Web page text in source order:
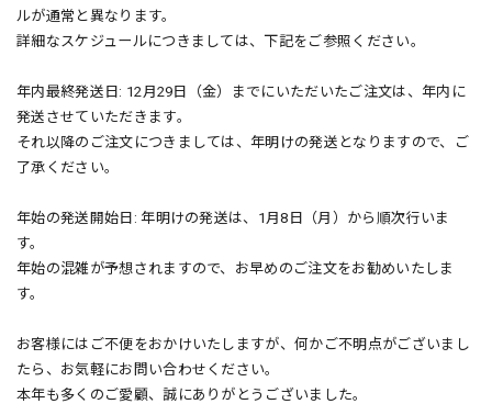
ルが通常と異なります。
詳細なスケジュールにつきましては、下記をご参照ください。
年内最終発送日: 12月29日（金）までにいただいたご注文は、年内に
発送させていただきます。
それ以降のご注文につきましては、年明けの発送となりますので、ご
了承ください。
年始の発送開始日: 年明けの発送は、1月8日（月）から順次行いま
す。
年始の混雑が予想されますので、お早めのご注文をお勧めいたしま
す。
お客様にはご不便をおかけいたしますが、何かご不明点がございまし
たら、お気軽にお問い合わせください。
本年も多くのご愛顧、誠にありがとうございました。